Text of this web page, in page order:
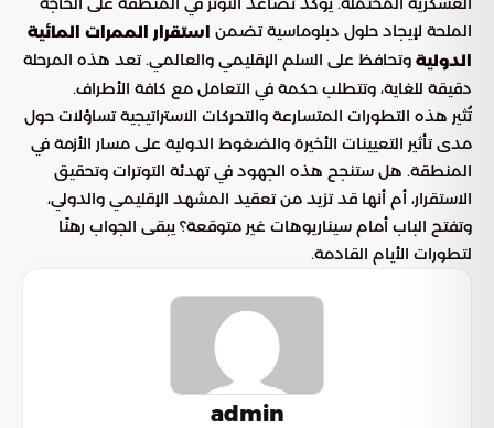
الملحة لإيجاد حلول دبلوماسية تضمن استقرار الممرات المائية
الدولية وتحافظ على السلم الإقليمي والعالمي. تعد هذه المرحلة
دقيقة للغاية، وتتطلب حكمة في التعامل مع كافة الأطراف.
تُثير هذه التطورات المتسارعة والتحركات الاستراتيجية تساؤلات حول
مدى تأثير التعيينات الأخيرة والضغوط الدولية على مسار الأزمة في
المنطقة. هل ستنجح هذه الجهود في تهدئة التوترات وتحقيق
الاستقرار، أم أنها قد تزيد من تعقيد المشهد الإقليمي والدولي،
وتفتح الباب أمام سيناريوهات غير متوقعة؟ يبقى الجواب رهنًا
لتطورات الأيام القادمة.
admin